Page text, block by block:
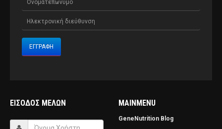
ΕΊΣΟΔΟΣ ΜΕΛΏΝ MAINMENU
GeneNutrition Blog